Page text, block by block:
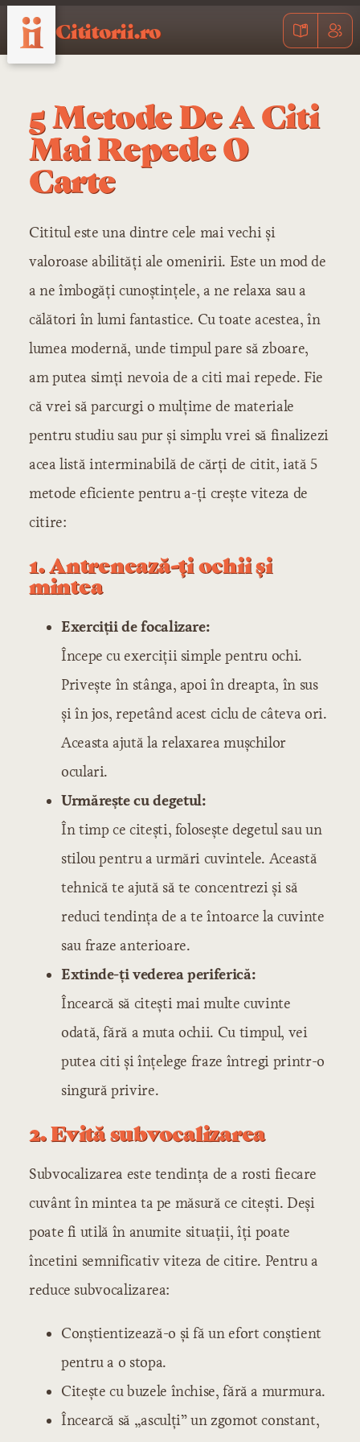
Cititorii.ro
5 Metode De A Citi
Mai Repede O
Carte
Cititul este una dintre cele mai vechi și
valoroase abilități ale omenirii. Este un mod de
a ne îmbogăți cunoștințele, a ne relaxa sau a
călători în lumi fantastice. Cu toate acestea, în
lumea modernă, unde timpul pare să zboare,
am putea simți nevoia de a citi mai repede. Fie
că vrei să parcurgi o mulțime de materiale
pentru studiu sau pur și simplu vrei să finalizezi
acea listă interminabilă de cărți de citit, iată 5
metode eficiente pentru a-ți crește viteza de
citire:
1. Antrenează-ți ochii și
mintea
Exerciții de focalizare:
Începe cu exerciții simple pentru ochi.
Privește în stânga, apoi în dreapta, în sus
și în jos, repetând acest ciclu de câteva ori.
Aceasta ajută la relaxarea mușchilor
oculari.
Urmărește cu degetul:
În timp ce citești, folosește degetul sau un
stilou pentru a urmări cuvintele. Această
tehnică te ajută să te concentrezi și să
reduci tendința de a te întoarce la cuvinte
sau fraze anterioare.
Extinde-ți vederea periferică:
Încearcă să citești mai multe cuvinte
odată, fără a muta ochii. Cu timpul, vei
putea citi și înțelege fraze întregi printr-o
singură privire.
2. Evită subvocalizarea
Subvocalizarea este tendința de a rosti fiecare
cuvânt în mintea ta pe măsură ce citești. Deși
poate fi utilă în anumite situații, îți poate
încetini semnificativ viteza de citire. Pentru a
reduce subvocalizarea:
Conștientizează-o și fă un efort conștient
pentru a o stopa.
Citește cu buzele închise, fără a murmura.
Încearcă să „asculți” un zgomot constant,